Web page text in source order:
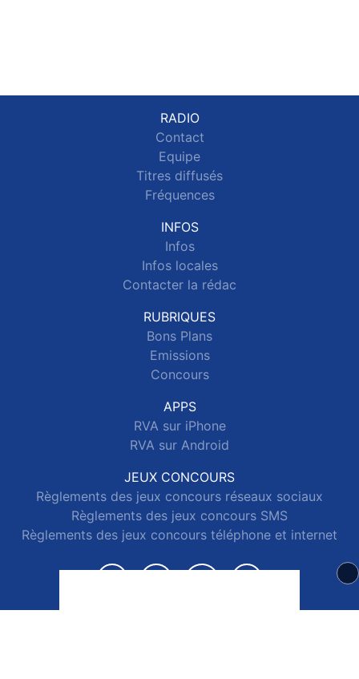
RADIO
Contact
Equipe
Titres diffusés
Fréquences
INFOS
Infos
Infos locales
Contacter la rédac
RUBRIQUES
Bons Plans
Emissions
Concours
APPS
RVA sur iPhone
RVA sur Android
JEUX CONCOURS
Règlements des jeux concours réseaux sociaux
Règlements des jeux concours SMS
Règlements des jeux concours téléphone et internet